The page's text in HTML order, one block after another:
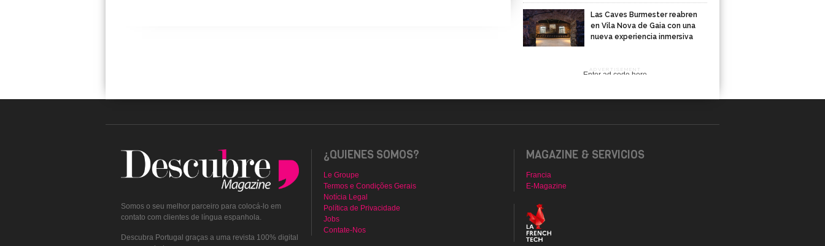
Las Caves Burmester reabren
en Vila Nova de Gaia con una
nueva experiencia inmersiva
ADVERTISEMENT
Enter ad code here
Somos o seu melhor parceiro para colocá-lo em
contato com clientes de língua espanhola.
Descubra Portugal graças a uma revista 100% digital
¿QUIENES SOMOS?
Le Groupe
Termos e Condições Gerais
Notícia Legal
Política de Privacidade
Jobs
Contate-Nos
MAGAZINE & SERVICIOS
Francia
E-Magazine